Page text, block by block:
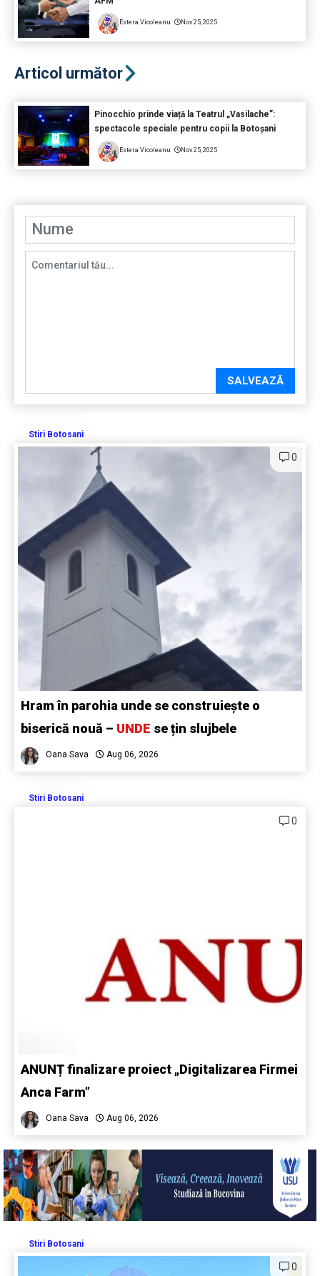
Estera Vicoleanu Nov 25, 2025
Articol următor
Pinocchio prinde viață la Teatrul „Vasilache”:
spectacole speciale pentru copii la Botoșani
Estera Vicoleanu Nov 25, 2025
SALVEAZĂ
Stiri Botosani
0
Hram în parohia unde se construiește o
biserică nouă – UNDE se țin slujbele
Oana Sava Aug 06, 2026
Stiri Botosani
0
ANUNȚ finalizare proiect „Digitalizarea Firmei
Anca Farm”
Oana Sava Aug 06, 2026
Stiri Botosani
0